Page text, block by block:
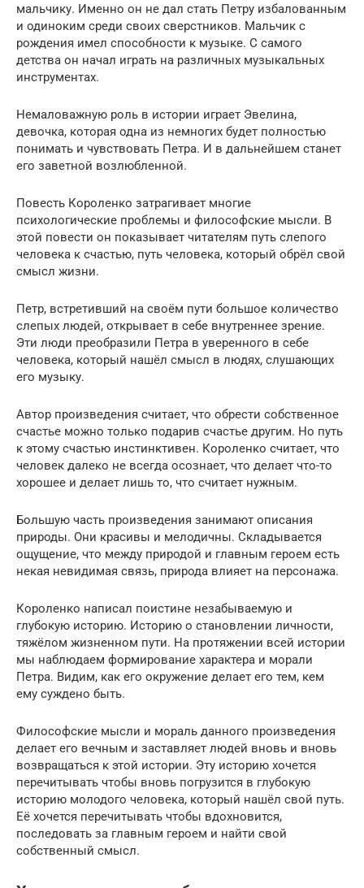
мальчику. Именно он не дал стать Петру избалованным
и одиноким среди своих сверстников. Мальчик с
рождения имел способности к музыке. С самого
детства он начал играть на различных музыкальных
инструментах.
Немаловажную роль в истории играет Эвелина,
девочка, которая одна из немногих будет полностью
понимать и чувствовать Петра. И в дальнейшем станет
его заветной возлюбленной.
Повесть Короленко затрагивает многие
психологические проблемы и философские мысли. В
этой повести он показывает читателям путь слепого
человека к счастью, путь человека, который обрёл свой
смысл жизни.
Петр, встретивший на своём пути большое количество
слепых людей, открывает в себе внутреннее зрение.
Эти люди преобразили Петра в уверенного в себе
человека, который нашёл смысл в людях, слушающих
его музыку.
Автор произведения считает, что обрести собственное
счастье можно только подарив счастье другим. Но путь
к этому счастью инстинктивен. Короленко считает, что
человек далеко не всегда осознает, что делает что-то
хорошее и делает лишь то, что считает нужным.
Большую часть произведения занимают описания
природы. Они красивы и мелодичны. Складывается
ощущение, что между природой и главным героем есть
некая невидимая связь, природа влияет на персонажа.
Короленко написал поистине незабываемую и
глубокую историю. Историю о становлении личности,
тяжёлом жизненном пути. На протяжении всей истории
мы наблюдаем формирование характера и морали
Петра. Видим, как его окружение делает его тем, кем
ему суждено быть.
Философские мысли и мораль данного произведения
делает его вечным и заставляет людей вновь и вновь
возвращаться к этой истории. Эту историю хочется
перечитывать чтобы вновь погрузится в глубокую
историю молодого человека, который нашёл свой путь.
Её хочется перечитывать чтобы вдохновится,
последовать за главным героем и найти свой
собственный смысл.